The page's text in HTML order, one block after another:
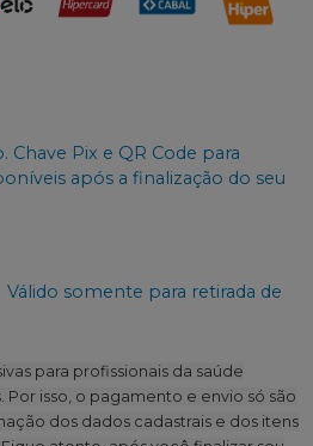
Chave Pix e QR Code para
após a finalização do seu
Válido somente para retirada de
para profissionais da saúde
isso, o pagamento e envio só são
dos dados cadastrais e dos itens